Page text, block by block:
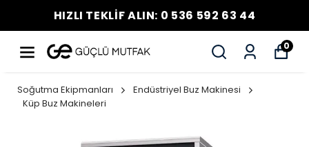
HIZLI TEKLİF ALIN: 0 536 592 63 44
0
Soğutma Ekipmanları
Endüstriyel Buz Makinesi
Küp Buz Makineleri